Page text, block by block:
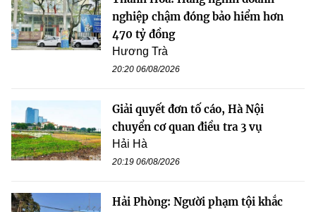
nghiệp chậm đóng bảo hiểm hơn
470 tỷ đồng
Hương Trà
20:20 06/08/2026
Giải quyết đơn tố cáo, Hà Nội
chuyển cơ quan điều tra 3 vụ
Hải Hà
20:19 06/08/2026
Hải Phòng: Người phạm tội khắc